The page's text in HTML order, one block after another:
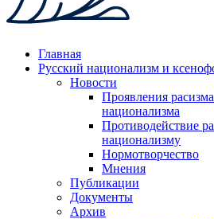
Главная
Русский национализм и
Новости
Проявления
национализма
Противодействие
национализму
Нормотворчество
Мнения
Публикации
Документы
Архив